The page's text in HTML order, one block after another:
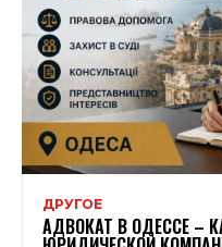
ДРУГОЕ
АДВОКАТ В ОДЕССЕ –